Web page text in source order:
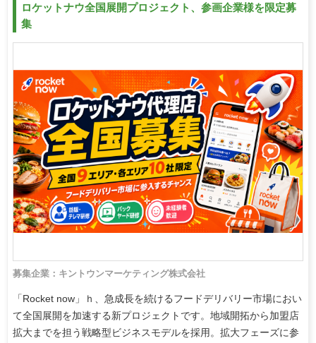
ロケットナウ全国展開プロジェクト、参画企業様を限定募
集
募集企業：キントウンマーケティング株式会社
「Rocket now」ｈ、急成長を続けるフードデリバリー市場におい
て全国展開を加速する新プロジェクトです。地域開拓から加盟店
拡大までを担う戦略型ビジネスモデルを採用。拡大フェーズに参